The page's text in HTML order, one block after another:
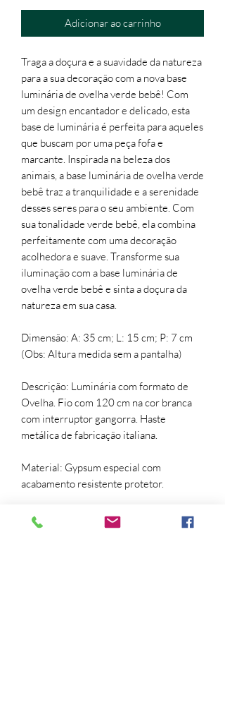
Adicionar ao carrinho
Traga a doçura e a suavidade da natureza
para a sua decoração com a nova base
luminária de ovelha verde bebê! Com
um design encantador e delicado, esta
base de luminária é perfeita para aqueles
que buscam por uma peça fofa e
marcante. Inspirada na beleza dos
animais, a base luminária de ovelha verde
bebê traz a tranquilidade e a serenidade
desses seres para o seu ambiente. Com
sua tonalidade verde bebê, ela combina
perfeitamente com uma decoração
acolhedora e suave. Transforme sua
iluminação com a base luminária de
ovelha verde bebê e sinta a doçura da
natureza em sua casa.
Dimensão: A: 35 cm; L: 15 cm; P: 7 cm
(Obs: Altura medida sem a pantalha)
Descrição: Luminária com formato de
Ovelha. Fio com 120 cm na cor branca
com interruptor gangorra. Haste
metálica de fabricação italiana.
Material: Gypsum especial com
acabamento resistente protetor.
Pintura: Verde Claro.